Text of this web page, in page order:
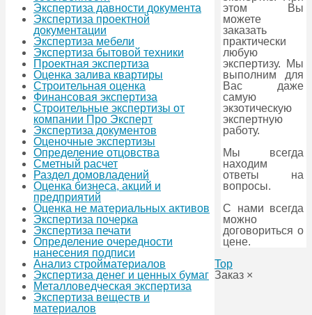
этом Вы
можете
заказать
практически
любую
экспертизу. Мы
выполним для
Вас даже
самую
экзотическую
экспертную
работу.
Мы всегда
находим
ответы на
вопросы.
С нами всегда
можно
договориться о
цене.
Экспертиза давности документа
Экспертиза проектной
документации
Экспертиза мебели
Экспертиза бытовой техники
Проектная экспертиза
Оценка залива квартиры
Строительная оценка
Финансовая экспертиза
Строительные экспертизы от
компании Про Эксперт
Экспертиза документов
Оценочные экспертизы
Определение отцовства
Сметный расчет
Раздел домовладений
Оценка бизнеса, акций и
предприятий
Оценка не материальных активов
Экспертиза почерка
Экспертиза печати
Определение очередности
нанесения подписи
Анализ стройматериалов
Экспертиза денег и ценных бумаг
Металловедческая экспертиза
Экспертиза веществ и
материалов
Top
Заказ ×